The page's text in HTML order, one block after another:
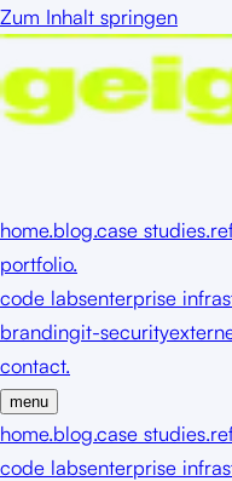
Zum Inhalt springen
home.blog.case studies.
portfolio.
code labsenterprise
brandingit-security
contact.
menu
home.blog.case studies.
code labsenterprise